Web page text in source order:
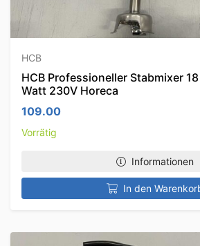
HCB
HCB Professioneller Stabmixer
Watt 230V Horeca
109.00
Vorrätig
Informationen
In den